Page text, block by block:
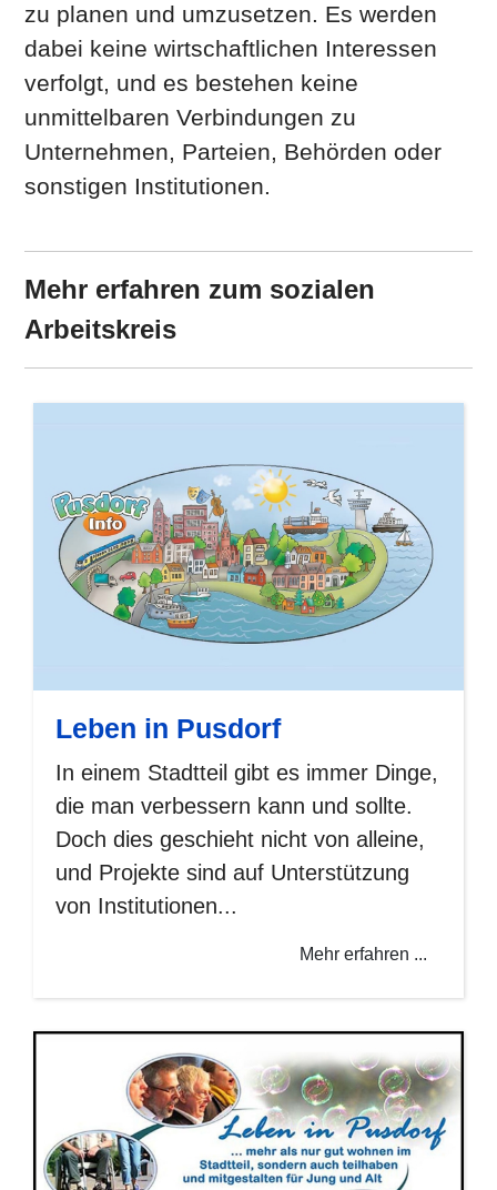
zu planen und umzusetzen. Es werden
dabei keine wirtschaftlichen Interessen
verfolgt, und es bestehen keine
unmittelbaren Verbindungen zu
Unternehmen, Parteien, Behörden oder
sonstigen Institutionen.
Mehr erfahren zum sozialen
Arbeitskreis
Leben in Pusdorf
In einem Stadtteil gibt es immer Dinge,
die man verbessern kann und sollte.
Doch dies geschieht nicht von alleine,
und Projekte sind auf Unterstützung
von Institutionen...
Mehr erfahren ...